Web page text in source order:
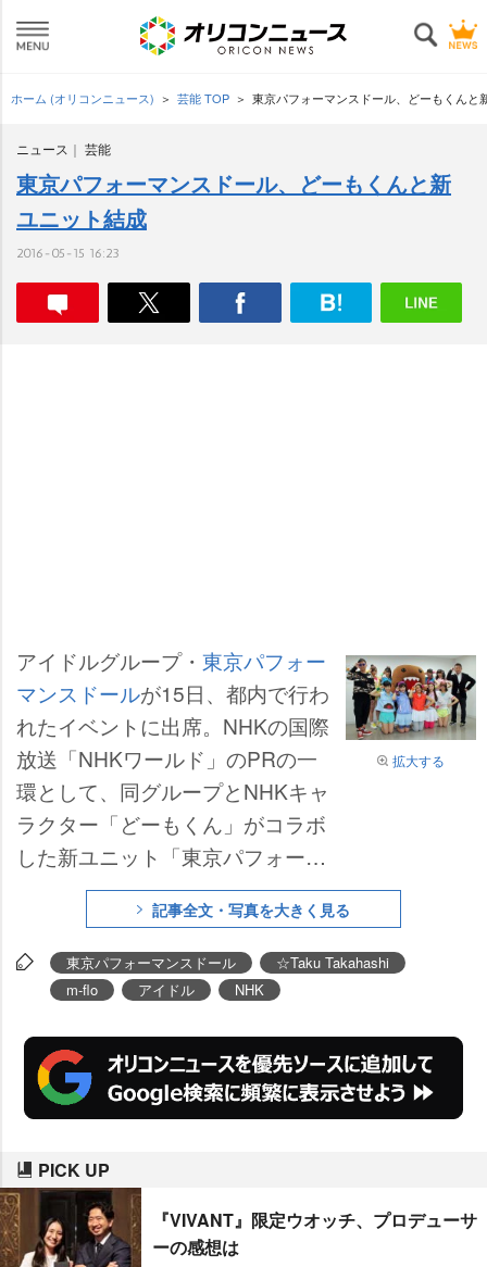
ホーム (オリコンニュース) 芸能 TOP 東京パフォーマンスドール、どーもくんと
ニュース 芸能
東京パフォーマンスドール、どーもくんと新
ユニット結成
2016-05-15 16:23
拡大する
アイドルグループ・ 東京パフォー
マンスドールが15日、都内で行わ
れたイベントに出席。NHKの国際
放送「NHKワールド」のPRの一
環として、同グループとNHKキャ
ラクター「どーもくん」がコラボ
した新ユニット「東京パフォーマ
ンスどーも」を結成し、パフォー
マンスを披露した。記事全文・写真を大きく見る
東京パフォーマンスドール
☆Taku Takahashi
m-flo
アイドル NHK
PICK UP
『VIVANT』限定ウオッチ、プロデューサ
ーの感想は